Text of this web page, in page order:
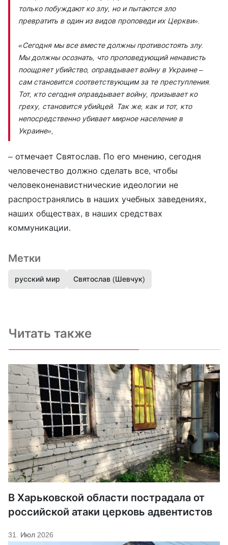
только побуждают ко злу, но и пытаются зло
превратить в один из видов проповеди их Церкви».
«Сегодня мы все вместе должны противостоять злу.
Мы должны осознать, что проповедующий ненависть
поощряет убийство, оправдывает войну в Украине –
сам становится соответствующим за те преступления.
Тот, кто сегодня оправдывает войну, призывает ко
греху, становится убийцей. Так же, как и тот, кто
непосредственно убивает мирное население в
Украине»,
– отмечает Святослав. По его мнению, сегодня
человечество должно сделать все, чтобы
человеконенавистнические идеологии не
распространялись в наших учебных заведениях,
наших обществах, в наших средствах
коммуникации.
Метки
русский мир Святослав (Шевчук)
Читать также
В Харьковской области пострадала от
российской атаки церковь адвентистов
31. Июл 2026